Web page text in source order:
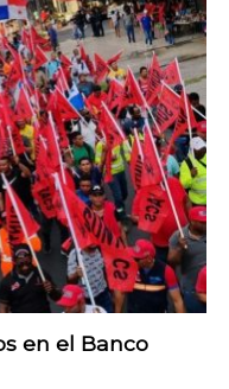
en el Banco